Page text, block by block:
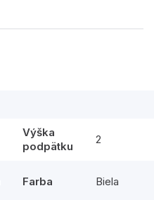
Výška
podpätku
2
Farba Biela